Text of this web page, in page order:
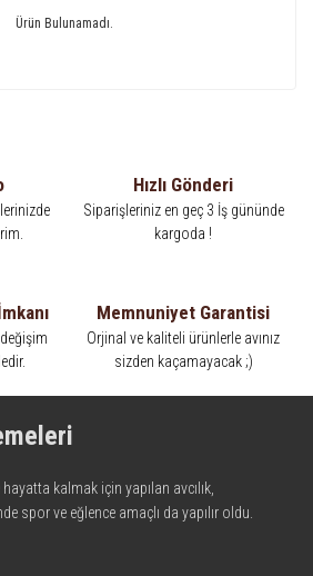
Ürün Bulunamadı.
Hızlı Gönderi
Siparişleriniz en geç 3 İş gününde
kargoda !
Memnuniyet Garantisi
Orjinal ve kaliteli ürünlerle avınız
sizden kaçamayacak ;)
kalmak için yapılan avcılık,
spor ve eğlence amaçlı da yapılır oldu.
en iyisini meydana